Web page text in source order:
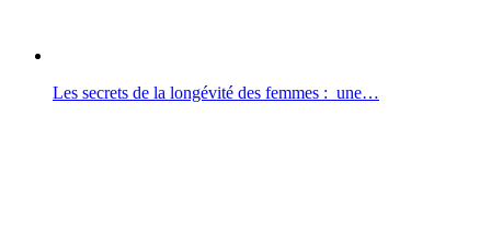
Les secrets de la longévité des femmes : une…